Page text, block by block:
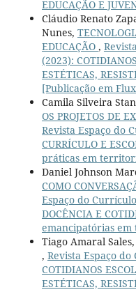
EDUCAÇÃO E
Cláudio Renato
Nunes,
EDUCAÇÃO ,
(2023):
ESTÉTICAS,
[Publicação em
Camila Silveira
OS PROJETOS DE
Revista Espaço do
CURRÍCULO E
práticas em
Daniel Johnson
COMO
Espaço do
DOCÊNCIA E
emancipatórias
Tiago Amaral Sales,
, Revista Espaço
COTIDIANOS
ESTÉTICAS,